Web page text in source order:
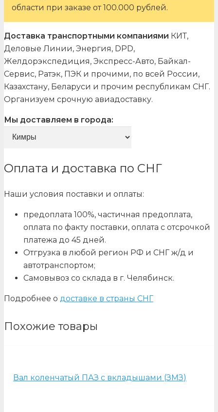
области при заказе от 100.000 рублей.
Доставка транспортными компаниями КИТ,
Деловые Линии, Энергия, DPD,
Желдорэкспедиция, Экспресс-Авто, Байкал-
Сервис, Ратэк, ПЭК и прочими, по всей России,
Казахстану, Беларуси и прочим республикам СНГ.
Организуем срочную авиадоставку.
Мы доставляем в города:
Оплата и доставка по СНГ
Наши условия поставки и оплаты:
предоплата 100%, частичная предоплата,
оплата по факту поставки, оплата с отсрочкой
платежа до 45 дней.
Отгрузка в любой регион РФ и СНГ ж/д и
автотранспортом;
Самовывоз со склада в г. Челябинск.
Подробнее о доставке в страны СНГ
Похожие товары
Вал коленчатый ПАЗ с вкладышами (ЗМЗ)